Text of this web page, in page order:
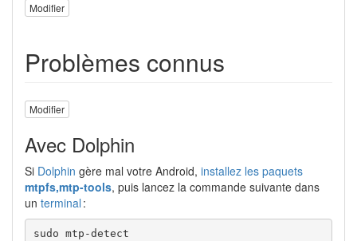
Modifier
Problèmes connus
Modifier
Avec Dolphin
Si Dolphin gère mal votre Android, installez les paquets
mtpfs,mtp-tools, puis lancez la commande suivante dans
un terminal :
sudo mtp-detect